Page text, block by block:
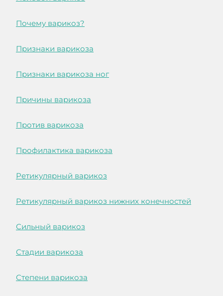
Почему варикоз?
Признаки варикоза
Признаки варикоза ног
Причины варикоза
Против варикоза
Профилактика варикоза
Ретикулярный варикоз
Ретикулярный варикоз нижних конечностей
Сильный варикоз
Стадии варикоза
Степени варикоза